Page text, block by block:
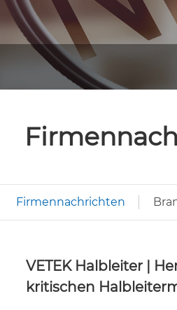
Firmennachrichten
VETEK Halbleiter |
kritischen